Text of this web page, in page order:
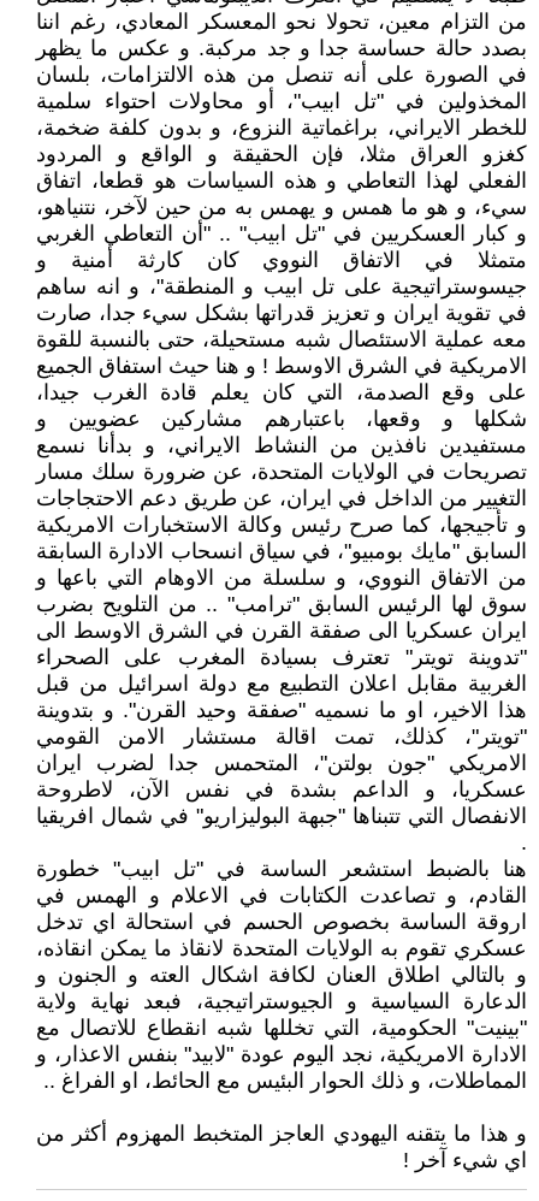
من التزام معين، تحولا نحو المعسكر المعادي، رغم اننا
بصدد حالة حساسة جدا و جد مركبة. و عكس ما يظهر
في الصورة على أنه تنصل من هذه الالتزامات، بلسان
المخذولين في "تل ابيب"، أو محاولات احتواء سلمية
للخطر الايراني، براغماتية النزوع، و بدون كلفة ضخمة،
كغزو العراق مثلا، فإن الحقيقة و الواقع و المردود
الفعلي لهذا التعاطي و هذه السياسات هو قطعا، اتفاق
سيء، و هو ما همس و يهمس به من حين لآخر، نتنياهو،
و كبار العسكريين في "تل ابيب" .. "أن التعاطي الغربي
متمثلا في الاتفاق النووي كان كارثة أمنية و
جيسوستراتيجية على تل ابيب و المنطقة"، و انه ساهم
في تقوية ايران و تعزيز قدراتها بشكل سيء جدا، صارت
معه عملية الاستئصال شبه مستحيلة، حتى بالنسبة للقوة
الامريكية في الشرق الاوسط ! و هنا حيث استفاق الجميع
على وقع الصدمة، التي كان يعلم قادة الغرب جيدا،
شكلها و وقعها، باعتبارهم مشاركين عضويين و
مستفيدين نافذين من النشاط الايراني، و بدأنا نسمع
تصريحات في الولايات المتحدة، عن ضرورة سلك مسار
التغيير من الداخل في ايران، عن طريق دعم الاحتجاجات
و تأجيجها، كما صرح رئيس وكالة الاستخبارات الامريكية
السابق "مايك بومبيو"، في سياق انسحاب الادارة السابقة
من الاتفاق النووي، و سلسلة من الاوهام التي باعها و
سوق لها الرئيس السابق "ترامب" .. من التلويح بضرب
ايران عسكريا الى صفقة القرن في الشرق الاوسط الى
"تدوينة تويتر" تعترف بسيادة المغرب على الصحراء
الغربية مقابل اعلان التطبيع مع دولة اسرائيل من قبل
هذا الاخير، او ما نسميه "صفقة وحيد القرن". و بتدوينة
"تويتر"، كذلك، تمت اقالة مستشار الامن القومي
الامريكي "جون بولتن"، المتحمس جدا لضرب ايران
عسكريا، و الداعم بشدة في نفس الآن، لاطروحة
الانفصال التي تتبناها "جبهة البوليزاريو" في شمال افريقيا
.
هنا بالضبط استشعر الساسة في "تل ابيب" خطورة
القادم، و تصاعدت الكتابات في الاعلام و الهمس في
اروقة الساسة بخصوص الحسم في استحالة اي تدخل
عسكري تقوم به الولايات المتحدة لانقاذ ما يمكن انقاذه،
و بالتالي اطلاق العنان لكافة اشكال العته و الجنون و
الدعارة السياسية و الجيوستراتيجية، فبعد نهاية ولاية
"بينيت" الحكومية، التي تخللها شبه انقطاع للاتصال مع
الادارة الامريكية، نجد اليوم عودة "لابيد" بنفس الاعذار، و
المماطلات، و ذلك الحوار البئيس مع الحائط، او الفراغ ..
و هذا ما يتقنه اليهودي العاجز المتخبط المهزوم أكثر من
اي شيء آخر !